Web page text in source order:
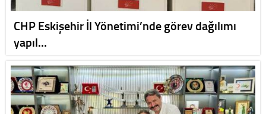
CHP Eskişehir İl Yönetimi’nde görev dağılımı
yapıl…